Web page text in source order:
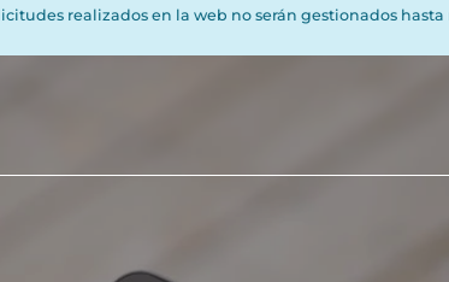
realizados en la web no serán gestionados